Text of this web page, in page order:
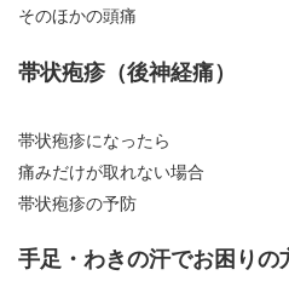
そのほかの頭痛
帯状疱疹（後神経痛）
帯状疱疹になったら
痛みだけが取れない場合
帯状疱疹の予防
手足・わきの汗でお困りの